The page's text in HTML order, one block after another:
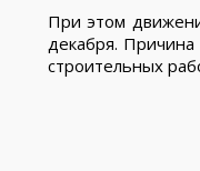
При этом
декабря.
строительных